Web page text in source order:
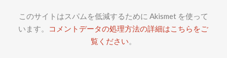
このサイトはスパムを低減するために Akismet を使って
います。 コメントデータの処理方法の詳細はこちらをご
覧ください。